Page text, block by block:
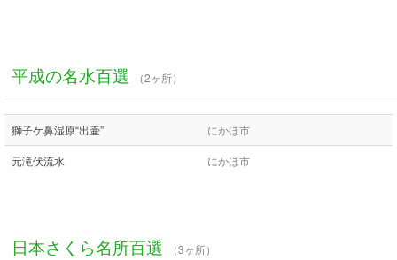
平成の名水百選 （2ヶ所）
獅子ケ鼻湿原“出壷” にかほ市
元滝伏流水 にかほ市
日本さくら名所百選 （3ヶ所）